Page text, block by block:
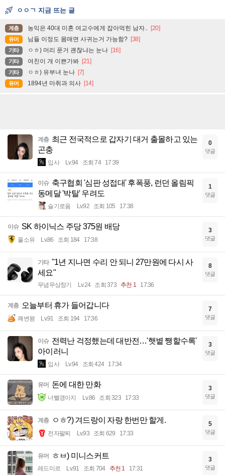
ㅇㅇㄱ 지금 뜨는 글
계층 농익은 40대 미혼 여교수에게 잡아먹힌 남자.. [20]
유머 님들 이정도 몸매면 사귀는거 가능함? [38]
기타 ㅇㅎ) 머리 푼거 괜찮냐는 눈나 [16]
기타 여친이 개 이쁜가봐 [21]
기타 ㅇㅎ) 유부녀 눈나 [7]
유머 1894년 마취과 의사 [14]
계층 최근 전국적으로 갑자기 대거 출몰하고 있는
곤충
입사 Lv.94 조회 74 17:39
0
댓글
이슈 축구협회 '심판 성접대' 후폭풍, 런던 올림픽
동메달 '박탈' 우려도
슬기로움 Lv.92 조회 105 17:38
1
댓글
이슈 SK 하이닉스 주당 375원 배당
풀소유 Lv.86 조회 184 17:38
3
댓글
기타 "1년 지나면 수리 안 되니 27만원에 다시 사
세요"
무념무상창기 Lv.24 조회 373 추천 1 17:36
8
댓글
계층 오늘부터 휴가 들어갑니다
쾌변왕 Lv.91 조회 194 17:36
7
댓글
이슈 전력난 걱정했는데 대반전…'햇볕 쨍할수록'
아이러니
입사 Lv.94 조회 424 17:34
3
댓글
유머 돈에 대한 만화
너빨갱이지 Lv.86 조회 323 17:33
3
댓글
계층 ㅇㅎ?) 겨드랑이 자랑 한번만 할게.
전자팔찌 Lv.93 조회 629 17:33
5
댓글
유머 ㅎㅂ) 미니스커트
레드미르 Lv.91 조회 704 추천 1 17:31
3
댓글